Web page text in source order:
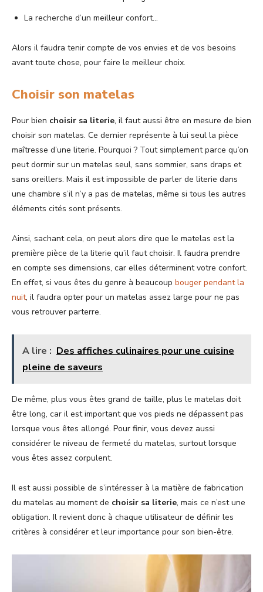
La recherche d’un meilleur confort…
Alors il faudra tenir compte de vos envies et de vos besoins
avant toute chose, pour faire le meilleur choix.
Choisir son matelas
Pour bien choisir sa literie, il faut aussi être en mesure de bien
choisir son matelas. Ce dernier représente à lui seul la pièce
maîtresse d’une literie. Pourquoi ? Tout simplement parce qu’on
peut dormir sur un matelas seul, sans sommier, sans draps et
sans oreillers. Mais il est impossible de parler de literie dans
une chambre s’il n’y a pas de matelas, même si tous les autres
éléments cités sont présents.
Ainsi, sachant cela, on peut alors dire que le matelas est la
première pièce de la literie qu’il faut choisir. Il faudra prendre
en compte ses dimensions, car elles déterminent votre confort.
En effet, si vous êtes du genre à beaucoup bouger pendant la
nuit, il faudra opter pour un matelas assez large pour ne pas
vous retrouver parterre.
A lire : Des affiches culinaires pour une cuisine
pleine de saveurs
De même, plus vous êtes grand de taille, plus le matelas doit
être long, car il est important que vos pieds ne dépassent pas
lorsque vous êtes allongé. Pour finir, vous devez aussi
considérer le niveau de fermeté du matelas, surtout lorsque
vous êtes assez corpulent.
Il est aussi possible de s’intéresser à la matière de fabrication
du matelas au moment de choisir sa literie, mais ce n’est une
obligation. Il revient donc à chaque utilisateur de définir les
critères à considérer et leur importance pour son bien-être.